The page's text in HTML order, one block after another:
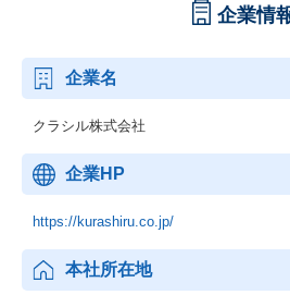
企業情
企業名
クラシル株式会社
企業HP
https://kurashiru.co.jp/
本社所在地